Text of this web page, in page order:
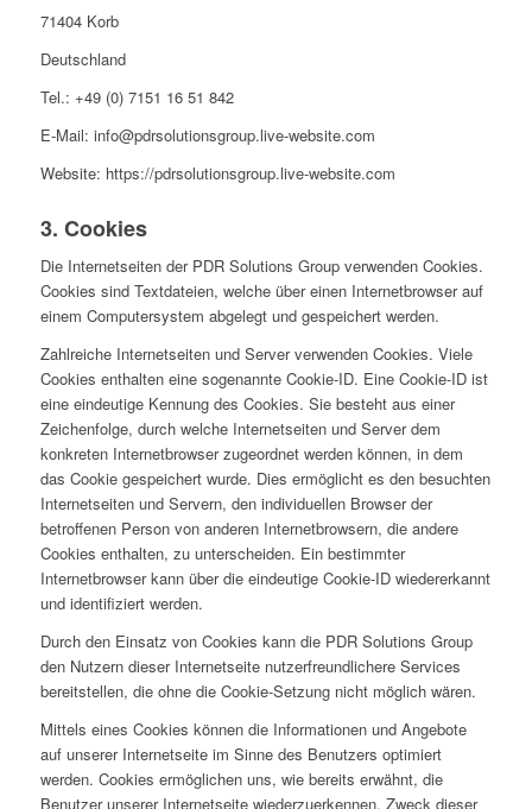
71404 Korb
Deutschland
Tel.: +49 (0) 7151 16 51 842
E-Mail: info@pdrsolutionsgroup.live-website.com
Website: https://pdrsolutionsgroup.live-website.com
3. Cookies
Die Internetseiten der PDR Solutions Group verwenden Cookies.
Cookies sind Textdateien, welche über einen Internetbrowser auf
einem Computersystem abgelegt und gespeichert werden.
Zahlreiche Internetseiten und Server verwenden Cookies. Viele
Cookies enthalten eine sogenannte Cookie-ID. Eine Cookie-ID ist
eine eindeutige Kennung des Cookies. Sie besteht aus einer
Zeichenfolge, durch welche Internetseiten und Server dem
konkreten Internetbrowser zugeordnet werden können, in dem
das Cookie gespeichert wurde. Dies ermöglicht es den besuchten
Internetseiten und Servern, den individuellen Browser der
betroffenen Person von anderen Internetbrowsern, die andere
Cookies enthalten, zu unterscheiden. Ein bestimmter
Internetbrowser kann über die eindeutige Cookie-ID wiedererkannt
und identifiziert werden.
Durch den Einsatz von Cookies kann die PDR Solutions Group
den Nutzern dieser Internetseite nutzerfreundlichere Services
bereitstellen, die ohne die Cookie-Setzung nicht möglich wären.
Mittels eines Cookies können die Informationen und Angebote
auf unserer Internetseite im Sinne des Benutzers optimiert
werden. Cookies ermöglichen uns, wie bereits erwähnt, die
Benutzer unserer Internetseite wiederzuerkennen. Zweck dieser